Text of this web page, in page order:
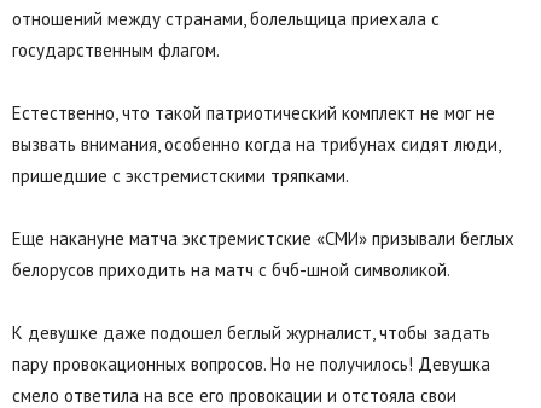
отношений между странами, болельщица приехала с
государственным флагом.
Естественно, что такой патриотический комплект не мог не
вызвать внимания, особенно когда на трибунах сидят люди,
пришедшие с экстремистскими тряпками.
Еще накануне матча экстремистские «СМИ» призывали беглых
белорусов приходить на матч с бчб-шной символикой.
К девушке даже подошел беглый журналист, чтобы задать
пару провокационных вопросов. Но не получилось! Девушка
смело ответила на все его провокации и отстояла свои